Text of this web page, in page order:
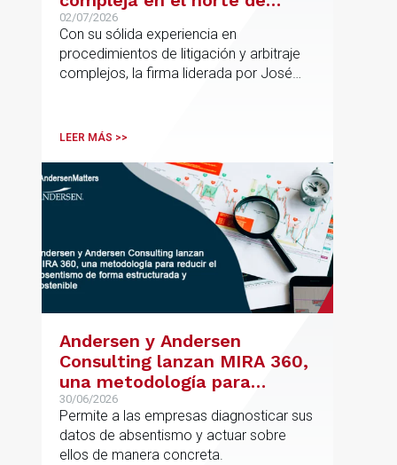
España con la incorporación
de Rebeca Larena
02/07/2026
Con su sólida experiencia en
procedimientos de litigación y arbitraje
complejos, la firma liderada por José
posicionamiento en asesoramiento
LEER MÁS >>
Andersen y Andersen
Consulting lanzan MIRA 360,
una metodología para
reducir el absentismo de
forma estructurada y
sostenible
30/06/2026
Permite a las empresas diagnosticar sus
datos de absentismo y actuar sobre
ellos de manera concreta.